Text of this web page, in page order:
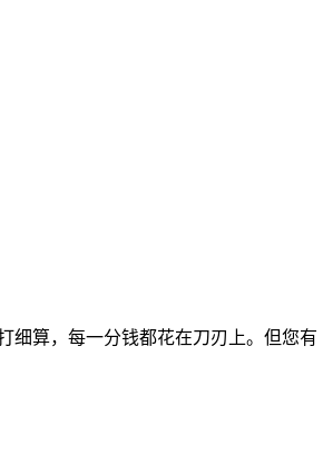
细算，每一分钱都花在刀刃上。但您有